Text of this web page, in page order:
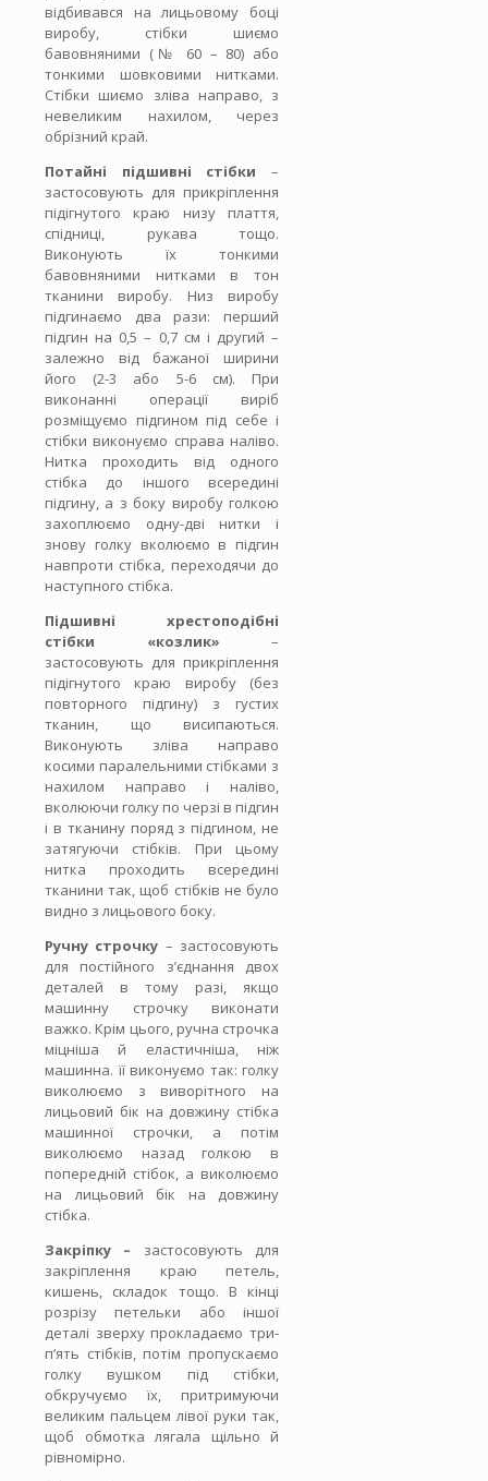
відбивався на лицьовому боці
виробу, стібки шиємо
бавовняними (№ 60 – 80) або
тонкими шовковими нитками.
Стібки шиємо зліва направо, з
невеликим нахилом, через
обрізний край.
Потайні підшивні стібки –
застосовують для прикріплення
підігнутого краю низу плаття,
спідниці, рукава тощо.
Виконують їх тонкими
бавовняними нитками в тон
тканини виробу. Низ виробу
підгинаємо два рази: перший
підгин на 0,5 – 0,7 см і другий –
залежно від бажаної ширини
його (2-3 або 5-6 см). При
виконанні операції виріб
розміщуємо підгином під себе і
стібки виконуємо справа наліво.
Нитка проходить від одного
стібка до іншого всередині
підгину, а з боку виробу голкою
захоплюємо одну-дві нитки і
знову голку вколюємо в підгин
навпроти стібка, переходячи до
наступного стібка.
Підшивні хрестоподібні
стібки «козлик» –
застосовують для прикріплення
підігнутого краю виробу (без
повторного підгину) з густих
тканин, що висипаються.
Виконують зліва направо
косими паралельними стібками з
нахилом направо і наліво,
вколюючи голку по черзі в підгин
і в тканину поряд з підгином, не
затягуючи стібків. При цьому
нитка проходить всередині
тканини так, щоб стібків не було
видно з лицьового боку.
Ручну строчку – застосовують
для постійного з’єднання двох
деталей в тому разі, якщо
машинну строчку виконати
важко. Крім цього, ручна строчка
міцніша й еластичніша, ніж
машинна. її виконуємо так: голку
виколюємо з виворітного на
лицьовий бік на довжину стібка
машинної строчки, а потім
виколюємо назад голкою в
попередній стібок, а виколюємо
на лицьовий бік на довжину
стібка.
Закріпку – застосовують для
закріплення краю петель,
кишень, складок тощо. В кінці
розрізу петельки або іншої
деталі зверху прокладаємо три-
п’ять стібків, потім пропускаємо
голку вушком під стібки,
обкручуємо їх, притримуючи
великим пальцем лівої руки так,
щоб обмотка лягала щільно й
рівномірно.